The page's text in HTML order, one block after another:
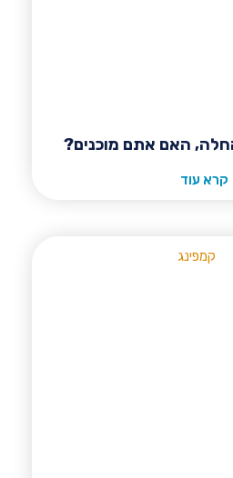
האם אתם מוכנים?
קרא עוד